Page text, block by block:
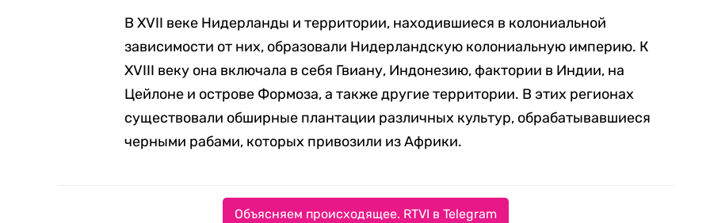
В XVII веке Нидерланды и территории, находившиеся в колониальной
зависимости от них, образовали Нидерландскую колониальную империю. К
XVIII веку она включала в себя Гвиану, Индонезию, фактории в Индии, на
Цейлоне и острове Формоза, а также другие территории. В этих регионах
существовали обширные плантации различных культур, обрабатывавшиеся
черными рабами, которых привозили из Африки.
Объясняем происходящее. RTVI в Telegram